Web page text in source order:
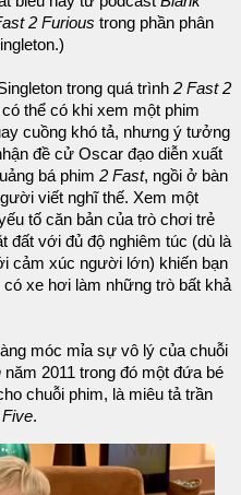
2 Furious trong phần phân
trong quá trình 2 Fast 2
thể có khi xem một phim
cuồng khó tả, nhưng ý tưởng
đề cử Oscar đạo diễn xuất
bá phim 2 Fast, ngồi ở bàn
viết nghĩ thế. Xem một
tố căn bản của trò chơi trẻ
đất với đủ độ nghiêm túc (dù là
cảm xúc người lớn) khiến bạn
xe hơi làm những trò bất khả
móc mỉa sự vô lý của chuỗi
năm 2011 trong đó một đứa bé
chuỗi phim, là miêu tả trần
.